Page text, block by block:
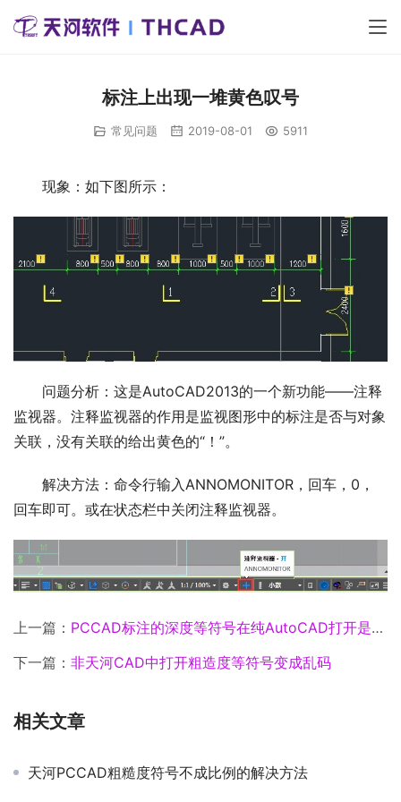
标注上出现一堆黄色叹号
常见问题 2019-08-01 5911
现象：如下图所示：
问题分析：这是AutoCAD2013的一个新功能——注释
监视器。注释监视器的作用是监视图形中的标注是否与对象
关联，没有关联的给出黄色的“！”。
解决方法：命令行输入ANNOMONITOR，回车，0，
回车即可。或在状态栏中关闭注释监视器。
上一篇： PCCAD标注的深度等符号在纯AutoCAD打开是乱字符
下一篇： 非天河CAD中打开粗造度等符号变成乱码
相关文章
天河PCCAD粗糙度符号不成比例的解决方法